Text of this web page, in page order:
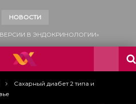
НОВОСТИ
БОРЬБЫ С САХАРНЫМ ДИАБЕТОМ»
Сахарный диабет 2 типа и